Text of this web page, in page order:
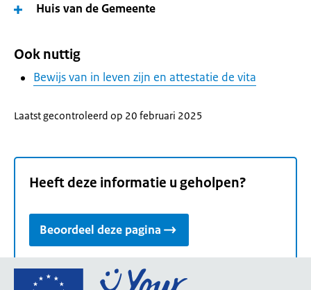
Huis van de Gemeente
Ook nuttig
Bewijs van in leven zijn en attestatie de vita
Laatst gecontroleerd op 20 februari 2025
Heeft deze informatie u geholpen?
Beoordeel deze pagina
Ga